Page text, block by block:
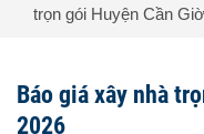
trọn gói Huyện Cần
Báo giá xây nhà
2026